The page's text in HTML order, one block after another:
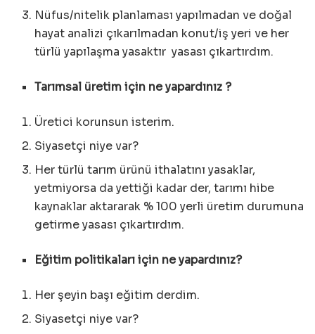
Nüfus/nitelik planlaması yapılmadan ve doğal
hayat analizi çıkarılmadan konut/iş yeri ve her
türlü yapılaşma yasaktır yasası çıkartırdım.
Tarımsal üretim için ne yapardınız ?
Üretici korunsun isterim.
Siyasetçi niye var?
Her türlü tarım ürünü ithalatını yasaklar,
yetmiyorsa da yettiği kadar der, tarımı hibe
kaynaklar aktararak % 100 yerli üretim durumuna
getirme yasası çıkartırdım.
Eğitim politikaları için ne yapardınız?
Her şeyin başı eğitim derdim.
Siyasetçi niye var?